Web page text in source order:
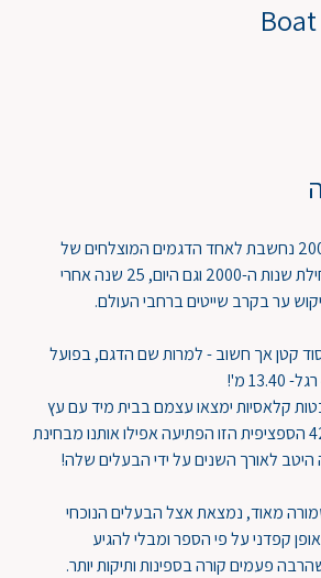
הבוואריה 42 משנת 2000 נחשבת לאחד הדגמים המוצלחים של
היצרנית הגרמניה מתחילת שנות ה-2000 וגם היום, 25 שנה אחרי
ער בקרב שייטים ברחבי העולם.
על כך, ל-42 יש סוד קטן אך חשוב - למרות שם הדגם, בפועל
יאכטות קלאסיות ימצאו עצמם בבית מיד עם עץ
כהה מהמם ביופיו וה-42 הספציפית הזו הפתיעה אפילו אותנו מבחינת
לאורך השנים על ידי הבעלים שלה!
שמורה מאוד, נמצאת אצל הבעלים הנוכחי
קפדני על פי הספר ומבלי להגיע
פעמים קורה בספינות ותיקות יותר.